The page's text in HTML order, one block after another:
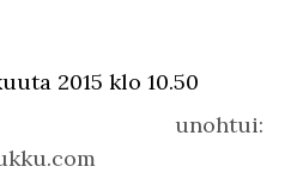
2015 klo 10.50
unohtui: